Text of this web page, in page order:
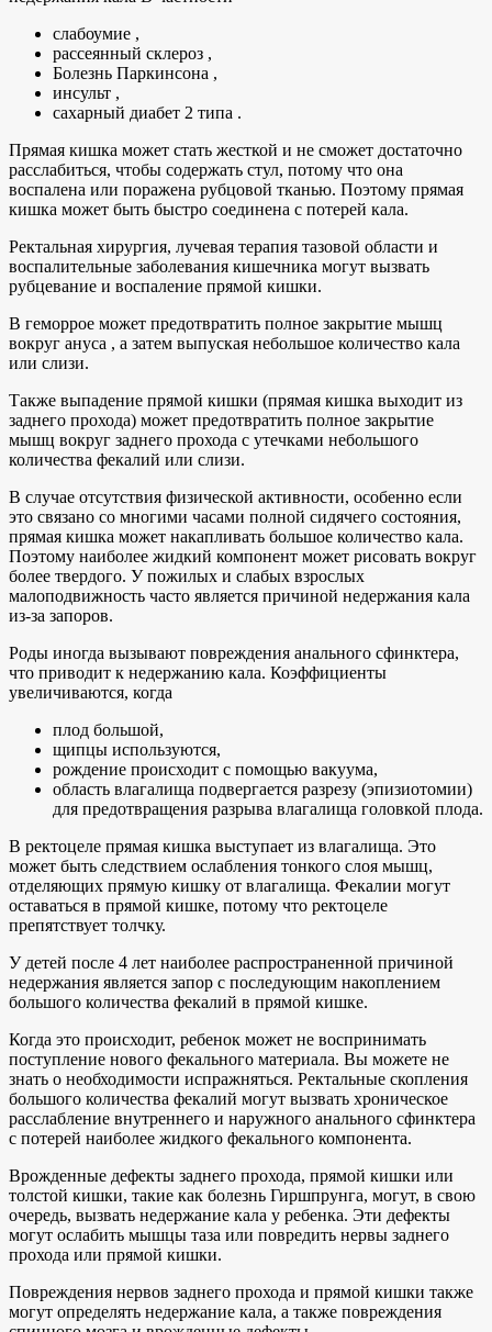
слабоумие ,
рассеянный склероз ,
Болезнь Паркинсона ,
инсульт ,
сахарный диабет 2 типа .
Прямая кишка может стать жесткой и не сможет достаточно
расслабиться, чтобы содержать стул, потому что она
воспалена или поражена рубцовой тканью. Поэтому прямая
кишка может быть быстро соединена с потерей кала.
Ректальная хирургия, лучевая терапия тазовой области и
воспалительные заболевания кишечника могут вызвать
рубцевание и воспаление прямой кишки.
В геморрое может предотвратить полное закрытие мышц
вокруг ануса , а затем выпуская небольшое количество кала
или слизи.
Также выпадение прямой кишки (прямая кишка выходит из
заднего прохода) может предотвратить полное закрытие
мышц вокруг заднего прохода с утечками небольшого
количества фекалий или слизи.
В случае отсутствия физической активности, особенно если
это связано со многими часами полной сидячего состояния,
прямая кишка может накапливать большое количество кала.
Поэтому наиболее жидкий компонент может рисовать вокруг
более твердого. У пожилых и слабых взрослых
малоподвижность часто является причиной недержания кала
из-за запоров.
Роды иногда вызывают повреждения анального сфинктера,
что приводит к недержанию кала. Коэффициенты
увеличиваются, когда
плод большой,
щипцы используются,
рождение происходит с помощью вакуума,
область влагалища подвергается разрезу (эпизиотомии)
для предотвращения разрыва влагалища головкой плода.
В ректоцеле прямая кишка выступает из влагалища. Это
может быть следствием ослабления тонкого слоя мышц,
отделяющих прямую кишку от влагалища. Фекалии могут
оставаться в прямой кишке, потому что ректоцеле
препятствует толчку.
У детей после 4 лет наиболее распространенной причиной
недержания является запор с последующим накоплением
большого количества фекалий в прямой кишке.
Когда это происходит, ребенок может не воспринимать
поступление нового фекального материала. Вы можете не
знать о необходимости испражняться. Ректальные скопления
большого количества фекалий могут вызвать хроническое
расслабление внутреннего и наружного анального сфинктера
с потерей наиболее жидкого фекального компонента.
Врожденные дефекты заднего прохода, прямой кишки или
толстой кишки, такие как болезнь Гиршпрунга, могут, в свою
очередь, вызвать недержание кала у ребенка. Эти дефекты
могут ослабить мышцы таза или повредить нервы заднего
прохода или прямой кишки.
Повреждения нервов заднего прохода и прямой кишки также
могут определять недержание кала, а также повреждения